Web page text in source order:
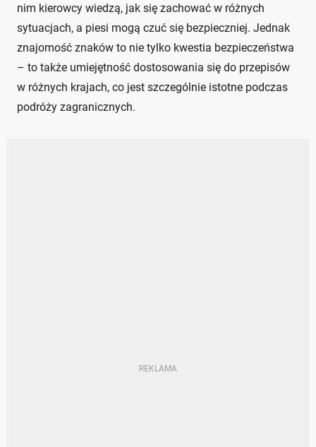
nim kierowcy wiedzą, jak się zachować w różnych
sytuacjach, a piesi mogą czuć się bezpieczniej. Jednak
znajomość znaków to nie tylko kwestia bezpieczeństwa
– to także umiejętność dostosowania się do przepisów
w różnych krajach, co jest szczególnie istotne podczas
podróży zagranicznych.